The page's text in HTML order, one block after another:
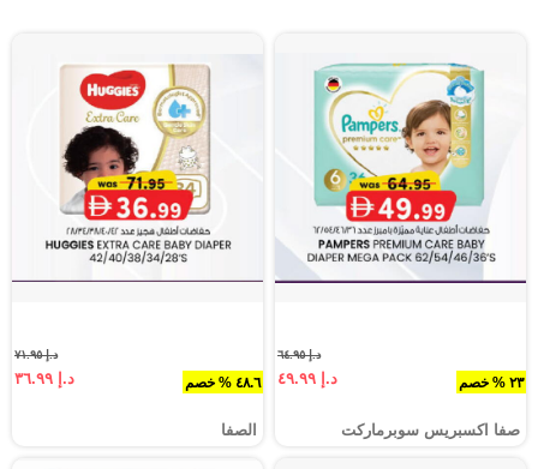
٢٣ % خصم
د.إ ٦٤.٩٥
د.إ ٤٩.٩٩
صفا اكسبريس سوبرماركت
٤٨.٦ % خصم
د.إ ٧١.٩٥
د.إ ٣٦.٩٩
الصفا